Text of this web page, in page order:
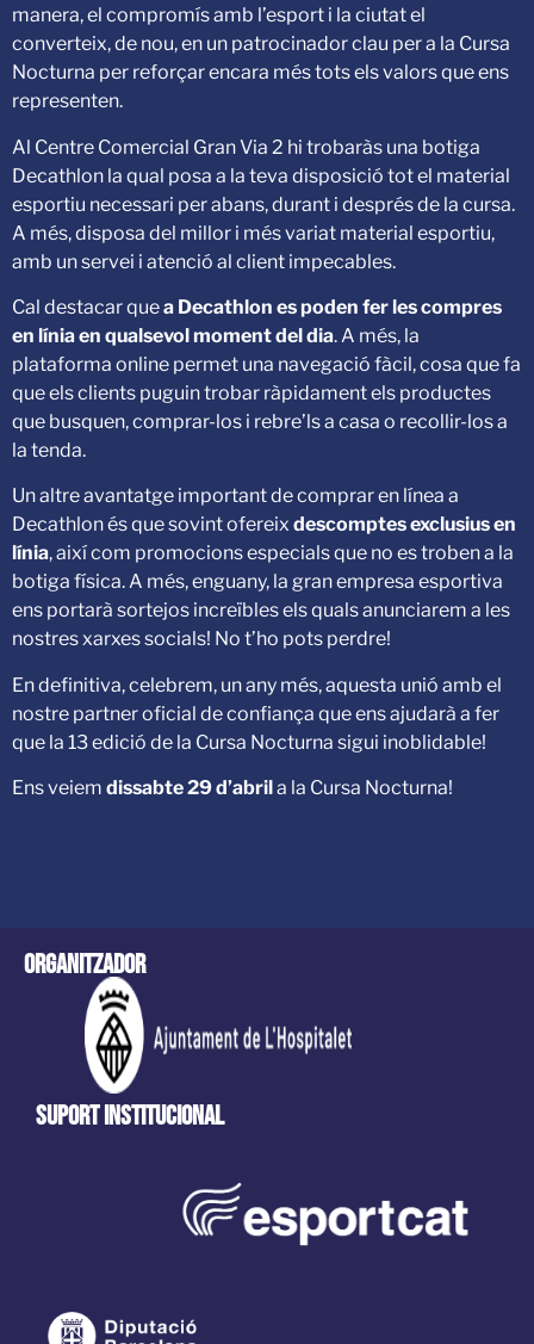
manera, el compromís amb l’esport i la ciutat el
converteix, de nou, en un patrocinador clau per a la Cursa
Nocturna per reforçar encara més tots els valors que ens
representen.
Al Centre Comercial Gran Via 2 hi trobaràs una botiga
Decathlon la qual posa a la teva disposició tot el material
esportiu necessari per abans, durant i després de la cursa.
A més, disposa del millor i més variat material esportiu,
amb un servei i atenció al client impecables.
Cal destacar quea Decathlon es poden fer les compres
en línia en qualsevol moment del dia. A més, la
plataforma online permet una navegació fàcil, cosa que fa
que els clients puguin trobar ràpidament els productes
que busquen, comprar-los i rebre’ls a casa o recollir-los a
la tenda.
Un altre avantatge important de comprar en línea a
Decathlon és que sovint ofereix descomptes exclusius en
línia, així com promocions especials que no es troben a la
botiga física. A més, enguany, la gran empresa esportiva
ens portarà sortejos increïbles els quals anunciarem a les
nostres xarxes socials! No t’ho pots perdre!
En definitiva, celebrem, un any més, aquesta unió amb el
nostre partner oficial de confiança que ens ajudarà a fer
que la 13 edició de la Cursa Nocturna sigui inoblidable!
Ens veiem dissabte 29 d’abril a la Cursa Nocturna!
Organitzador
Suport Institucional